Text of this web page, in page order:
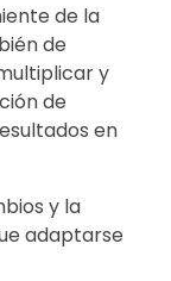
de la
de
y
de
en
y la
adaptarse